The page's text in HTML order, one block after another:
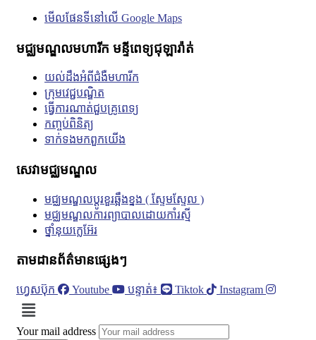
មើលផែនទីនៅលើ Google Maps
មជ្ឈមណ្ឌលមហារីក មន្ទីពេទ្យជុឡារ៉ាត់
យល់ដឹងអំពីជំងឺមហារីក
ក្រុមវេជ្ជបណ្ឌិត
ធ្វើការណាត់ជួបគ្រូពេទ្យ
កញ្ចប់ពិនិត្យ
ទាក់ទង​មក​ពួក​យើង
សេវាមជ្ឈមណ្ឌល
មជ្ឈមណ្ឌលប្តូរខួរឆ្អឹងខ្នង ( ស្ទែមស្ទែល )
មជ្ឈមណ្ឌលការព្យាបាលដោយកាំរស្មី
ថ្នាំនុយក្លេអ៊ែរ
តាមដានព័ត៌មានផ្សេងៗ
ហ្វេសប៊ុក Youtube បន្ទាត់៖ Tiktok Instagram
Menu
Your mail address